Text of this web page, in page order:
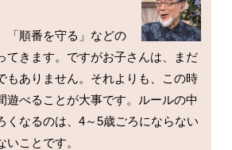
「順番を守る」などの
てきます。ですがお子さんは、まだ
もありません。それよりも、この時
遊べることが大事です。ルールの中
くなるのは、4～5歳ごろにならない
いことです。